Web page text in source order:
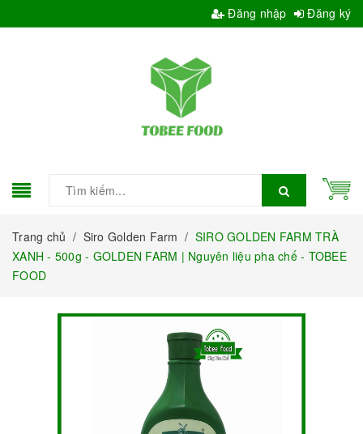
Đăng nhập Đăng ký
Trang chủ / Siro Golden Farm / SIRO GOLDEN FARM TRÀ
XANH - 500g - GOLDEN FARM | Nguyên liệu pha chế - TOBEE
FOOD